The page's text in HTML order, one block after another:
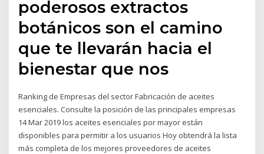
poderosos extractos
botánicos son el camino
que te llevarán hacia el
bienestar que nos
Ranking de Empresas del sector Fabricación de aceites
esenciales. Consulte la posición de las principales empresas
14 Mar 2019 los aceites esenciales por mayor están
disponibles para permitir a los usuarios Hoy obtendrá la lista
más completa de los mejores proveedores de aceites